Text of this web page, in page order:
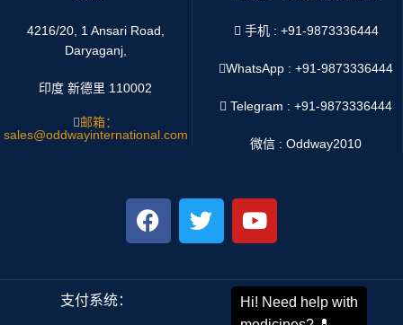
4216/20, 1 Ansari Road,
Daryaganj,
印度 新德里 110002
邮箱：
sales@oddwayinternational.com
手机 : +91-9873336444
WhatsApp :+91-9873336444
Telegram : +91-9873336444
微信 : Oddway2010
支付系统： 运输系统：